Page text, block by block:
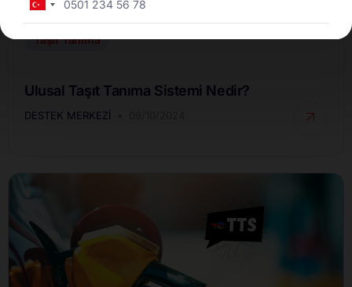
Taşıt Tanıma
Ulusal Taşıt Tanıma Sistemi Nedir?
DESTEK MERKEZI
Turkey
+90